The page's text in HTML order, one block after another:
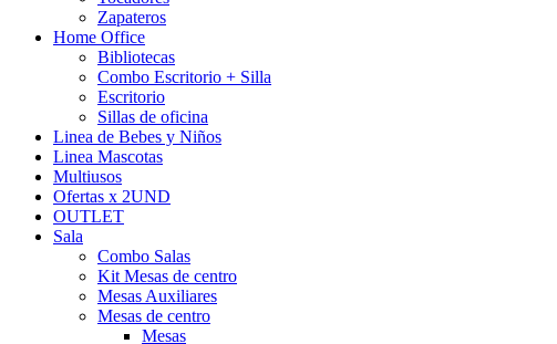
Zapateros
Home Office
Bibliotecas
Combo Escritorio + Silla
Escritorio
Sillas de oficina
Linea de Bebes y Niños
Linea Mascotas
Multiusos
Ofertas x 2UND
OUTLET
Sala
Combo Salas
Kit Mesas de centro
Mesas Auxiliares
Mesas de centro
Mesas